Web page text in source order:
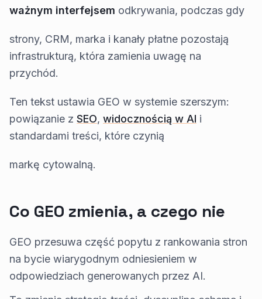
ważnym interfejsem odkrywania, podczas gdy
strony, CRM, marka i kanały płatne pozostają
infrastrukturą, która zamienia uwagę na
przychód.
Ten tekst ustawia GEO w systemie szerszym:
powiązanie z SEO, widocznością w AI i
standardami treści, które czynią
markę cytowalną.
Co GEO zmienia, a czego nie
GEO przesuwa część popytu z rankowania stron
na bycie wiarygodnym odniesieniem w
odpowiedziach generowanych przez AI.